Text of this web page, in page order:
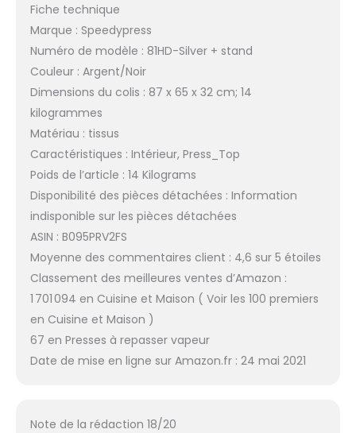
de vapeur. Plusieurs
d'ouverture : 30 % plus
une fonction qui va
sentir et tester la
qualité de l'eau avant
de contrôler la pompe
pure, afin de ne pas
compromettre la
performance ou la
description ci-dessous
pour plus de
Fiche technique
Marque : Speedypress
Numéro de modèle : 81HD-Silver + stand
Couleur : Argent/Noir
Dimensions du colis : 87 x 65 x 32 cm; 14
kilogrammes
Matériau : tissus
Caractéristiques : Intérieur, Press_Top
Poids de l’article : 14 Kilograms
Disponibilité des pièces détachées : Information
indisponible sur les pièces détachées
ASIN : B095PRV2FS
Moyenne des commentaires client : 4,6 sur 5 étoiles
Classement des meilleures ventes d’Amazon :
1 701 094 en Cuisine et Maison ( Voir les 100 premiers
en Cuisine et Maison )
67 en Presses à repasser vapeur
Date de mise en ligne sur Amazon.fr : 24 mai 2021
Note de la rédaction 18/20